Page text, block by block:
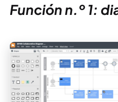
Función n.º 1: